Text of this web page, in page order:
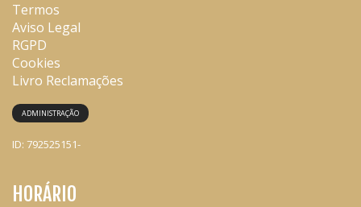
Termos
Aviso Legal
RGPD
Cookies
Livro Reclamações
ADMINISTRAÇÃO
ID: 792525151-
HORÁRIO